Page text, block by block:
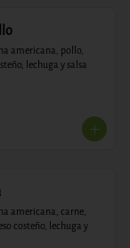
americana, pollo,
lechuga y salsa
americana, carne,
costeño, lechuga y